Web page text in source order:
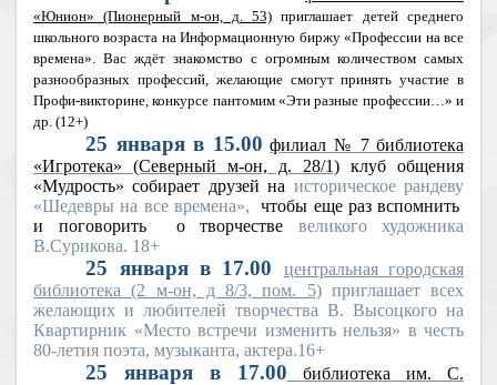
«Юнион» (Пионерный м-он, д. 53) приглашает детей среднего
школьного возраста на Информационную биржу «Профессии на все
времена». Вас ждёт знакомство с огромным количеством самых
разнообразных профессий, желающие смогут принять участие в
Профи-викторине, конкурсе пантомим «Эти разные профессии…» и
др. (12+)
25 января в 15.00 филиал № 7 библиотека
«Игротека» (Северный м-он, д. 28/1) клуб общения
«Мудрость» собирает друзей на историческое рандеву
«Шедевры на все времена»,
чтобы еще раз вспомнить
и поговорить
о творчестве великого художника
В.Сурикова. 18+
25 января в 17.00
центральная городская
библиотека (2 м-он, д 8/3, пом. 5)приглашает всех
желающих и любителей творчества В. Высоцкого на
Квартирник «Место встречи изменить нельзя» в честь
80-летия поэта, музыканта, актера.16+
25 января в 17.00
библиотека им. С.